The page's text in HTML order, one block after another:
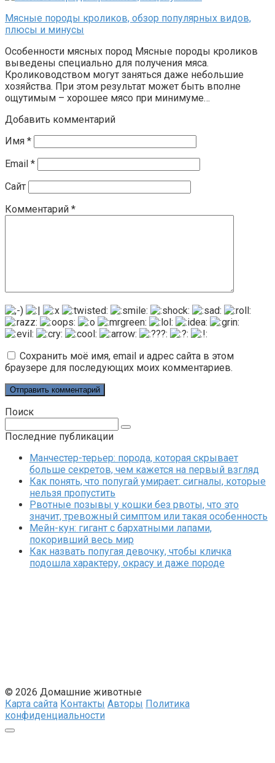
Мясные породы кроликов, обзор популярных видов,
плюсы и минусы
Особенности мясных пород Мясные породы кроликов
выведены специально для получения мяса.
Кролиководством могут заняться даже небольшие
хозяйства. При этом результат может быть вполне
ощутимым – хорошее мясо при минимуме…
Добавить комментарий
Имя *
Email *
Сайт
Комментарий *
Сохранить моё имя, email и адрес сайта в этом
браузере для последующих моих комментариев.
Поиск
Последние публикации
Манчестер-терьер: порода, которая скрывает
больше секретов, чем кажется на первый взгляд
Как понять, что попугай умирает: сигналы, которые
нельзя пропустить
Рвотные позывы у кошки без рвоты, что это
значит, тревожный симптом или такая особенность
Мейн-кун: гигант с бархатными лапами,
покоривший весь мир
Как назвать попугая девочку, чтобы кличка
подошла характеру, окрасу и даже породе
© 2026 Домашние животные
Карта сайта Контакты Авторы Политика
конфиденциальности